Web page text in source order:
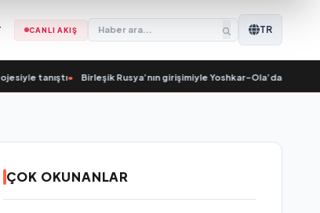
CANLI AKIŞ TR
tanıştı• Birleşik Rusya’nın girişimiyle Yoshkar-Ola’da bir aile
ÇOK OKUNANLAR